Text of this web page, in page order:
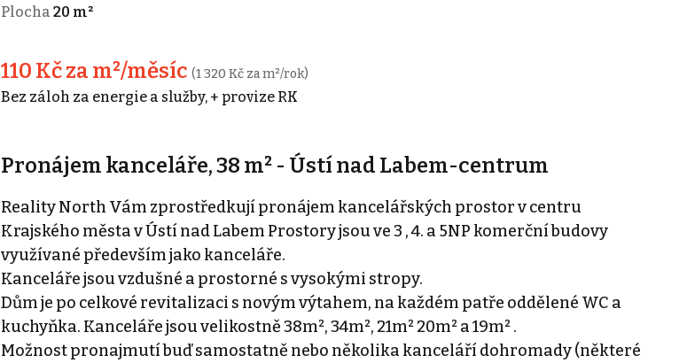
Plocha 20 m²
110 Kč za m²/měsíc (1 320 Kč za m²/rok)
Bez záloh za energie a služby, + provize RK
Pronájem kanceláře, 38 m² - Ústí nad Labem-centrum
Reality North Vám zprostředkují pronájem kancelářských prostor v centru
Krajského města v Ústí nad Labem Prostory jsou ve 3 , 4. a 5NP komerční budovy
využívané především jako kanceláře.
Kanceláře jsou vzdušné a prostorné s vysokými stropy.
Dům je po celkové revitalizaci s novým výtahem, na každém patře oddělené WC a
kuchyňka. Kanceláře jsou velikostně 38m², 34m², 21m² 20m² a 19m² .
Možnost pronajmutí buď samostatně nebo několika kanceláří dohromady (některé